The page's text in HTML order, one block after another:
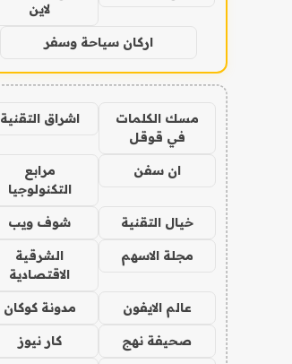
لاين
اركان سياحة وسفر
مسك الكلمات
في قوقل
اشراق التقنية
ان سفن
مرابع
التكنولوجيا
خيال التقنية شوف ويب
مجلة الاسهم
الشرقية
الاقتصادية
عالم الايفون مدونة كوكان
صحيفة نهج كار نيوز